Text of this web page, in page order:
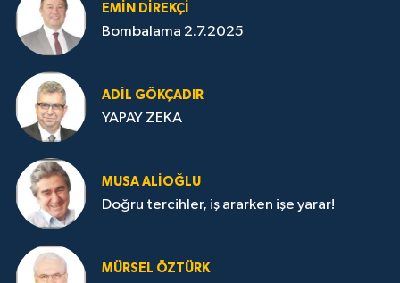
EMIN DIREKÇI
Bombalama 2.7.2025
ADIL GÖKÇADIR
YAPAY ZEKA
MUSA ALIOĞLU
Doğru tercihler, iş ararken işe yarar!
MÜRSEL ÖZTÜRK